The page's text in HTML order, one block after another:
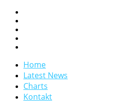
Home
Latest News
Charts
Kontakt